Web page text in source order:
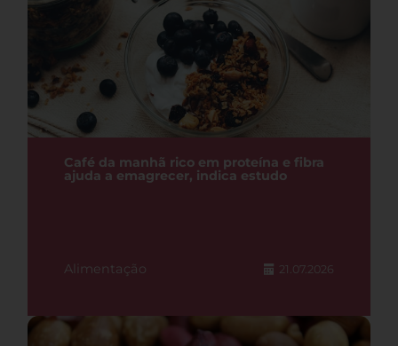
Café da manhã rico em proteína e fibra
ajuda a emagrecer, indica estudo
Alimentação 21.07.2026